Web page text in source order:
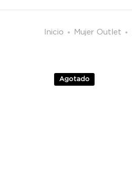
Inicio Mujer Outlet
Agotado